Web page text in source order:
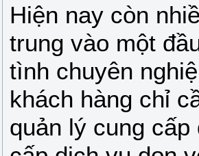
Hiện nay còn
trung vào một
tình chuyên
khách hàng chỉ
quản lý cung